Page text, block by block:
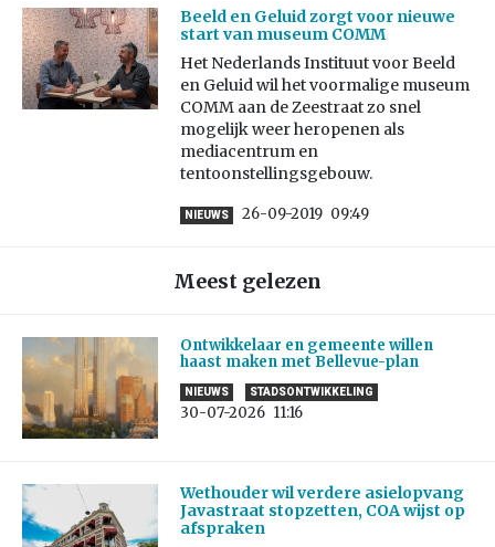
Beeld en Geluid zorgt voor nieuwe
start van museum COMM
Het Nederlands Instituut voor Beeld
en Geluid wil het voormalige museum
COMM aan de Zeestraat zo snel
mogelijk weer heropenen als
mediacentrum en
tentoonstellingsgebouw.
NIEUWS 26-09-2019 09:49
Meest gelezen
Ontwikkelaar en gemeente willen
haast maken met Bellevue-plan
NIEUWS STADSONTWIKKELING
30-07-2026 11:16
Wethouder wil verdere asielopvang
Javastraat stopzetten, COA wijst op
afspraken